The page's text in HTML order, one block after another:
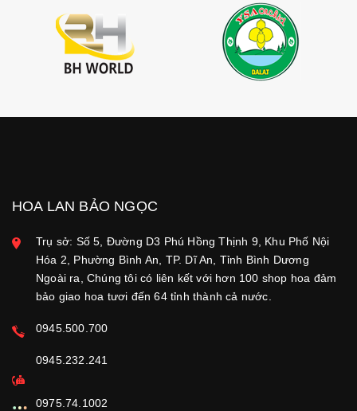
HOA LAN BẢO NGỌC
Trụ sở: Số 5, Đường D3 Phú Hồng Thịnh 9, Khu Phố Nội
Hóa 2, Phường Bình An, TP. Dĩ An, Tỉnh Bình Dương
Ngoài ra, Chúng tôi có liên kết với hơn 100 shop hoa đảm
bảo giao hoa tươi đến 64 tỉnh thành cả nước.
0945.500.700
0945.232.241
0975.74.1002